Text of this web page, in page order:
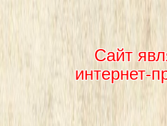
Сайт
интернет-